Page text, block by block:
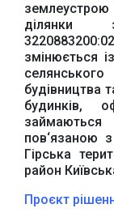
ділянки
змінюється
будівництва
будинків,
пов‘язаною
Гірська
район
Проєкт
Урядовий